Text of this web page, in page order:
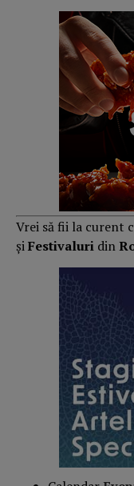
Vrei să fii la curent
șiFestivaluri din